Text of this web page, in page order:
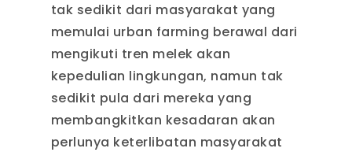
tak sedikit dari masyarakat yang
memulai urban farming berawal dari
mengikuti tren melek akan
kepedulian lingkungan, namun tak
sedikit pula dari mereka yang
membangkitkan kesadaran akan
perlunya keterlibatan masyarakat